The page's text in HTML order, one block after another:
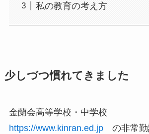
私の教育の考え方
少しづつ慣れてきました
金蘭会高等学校・中学校
https://www.kinran.ed.jpの非常勤